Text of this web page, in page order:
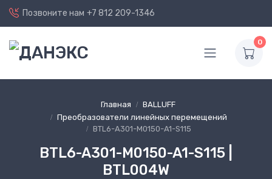
Позвоните нам +7 812 209-1346
0
Главная
BALLUFF
Преобразователи линейных перемещений
BTL6-A301-M0150-A1-S115
BTL6-A301-M0150-A1-S115 |
BTL004W